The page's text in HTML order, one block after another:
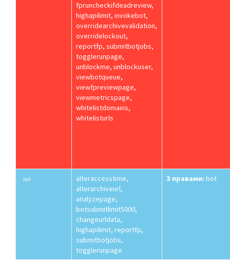
fpruncheckifdeadreview,
highapilimit, invokebot,
overridearchivevalidation,
overridelockout,
reportfp, submitbotjobs,
togglerunpage,
unblockme, unblockuser,
viewbotqueue,
viewfpreviewpage,
viewmetricspage,
whitelistdomains,
whitelisturls
bot
alteraccesstime,
alterarchiveurl,
analyzepage,
botsubmitlimit5000,
changeurldata,
highapilimit, reportfp,
submitbotjobs,
togglerunpage
З правами: bot